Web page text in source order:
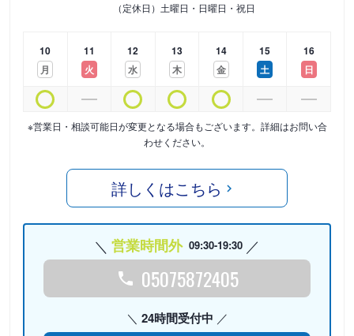
（定休日）土曜日・日曜日・祝日
10
月
11
火
12
水
13
木
14
金
15
土
16
日
※営業日・相談可能日が変更となる場合もございます。詳細はお問い合
わせください。
詳しくはこちら
営業時間外 09:30-19:30
05075872405
24時間受付中